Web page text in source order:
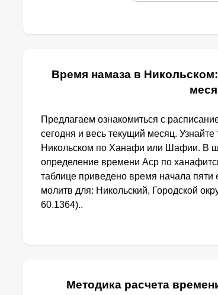
Время намаза в
Предлагаем ознакомиться с
сегодня и весь текущий месяц.
Никольском по Ханафи или Шафии. В
определение времени Аср по
таблице приведено время начала
молитв для: Никольский, Городской
60.1364)..
Методика расчета